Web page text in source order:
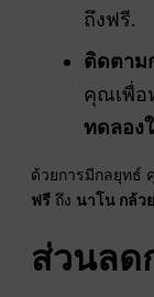
ถึงฟรี.
ติดตาม
คุณเพื่อ
ทดลอง
ด้วยการมีกลยุทธ์
ฟรี ถึง นาโน กล้ว
ส่วนลด